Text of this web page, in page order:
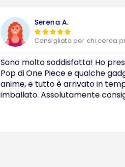
Serena A.
 
Consigliato per chi cerca
Sono molto soddisfatta! Ho
Pop di One Piece e qualche
anime, e tutto è arrivato in
imballato. Assolutamente